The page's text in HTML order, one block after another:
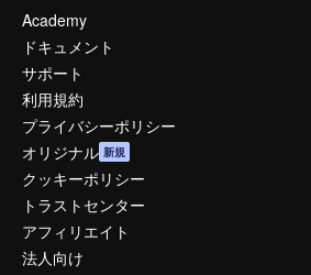
Academy
ドキュメント
サポート
利用規約
プライバシーポリシー
オリジナル 新規
クッキーポリシー
トラストセンター
アフィリエイト
法人向け